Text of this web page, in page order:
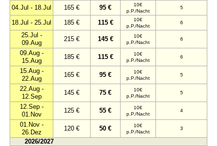
04.Jul - 18.Jul 165 € 95 €
10€
p.P./Nacht
5
18.Jul - 25.Jul 185 € 115 €
10€
p.P./Nacht
6
25.Jul -
09.Aug
215 € 145 €
10€
p.P./Nacht
6
09.Aug -
15.Aug
185 € 115 €
10€
p.P./Nacht
6
15.Aug -
22.Aug
165 € 95 €
10€
p.P./Nacht
5
22.Aug -
12.Sep
145 € 75 €
10€
p.P./Nacht
5
12.Sep -
01.Nov
125 € 55 €
10€
p.P./Nacht
4
01.Nov -
26.Dez
120 € 50 €
10€
p.P./Nacht
3
2026/2027